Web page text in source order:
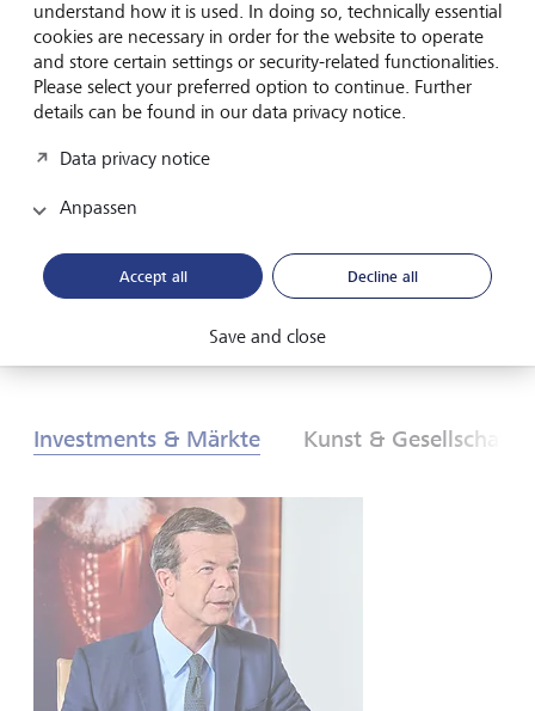
Global Investment Outlook
Halbjahr 2026: am Ereignishorizont
Die Weltwirtschaft befindet sich im Übergang zu einer
Anlegerinnen und Anleger? Finden Sie es heraus - in
Investments & Märkte Kunst & Gesellschaft
understand how it is used. In doing so, technically essential
cookies are necessary in order for the website to operate
and store certain settings or security-related functionalities.
Please select your preferred option to continue. Further
details can be found in our data privacy notice.
Data privacy notice
Anpassen
Accept all Decline all
Save and close